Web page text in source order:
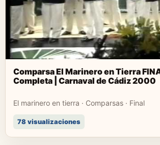
Comparsa El Marinero en Tierra
Completa | Carnaval de Cádiz 2000
El marinero en tierra · Comparsas · Final
78 visualizaciones